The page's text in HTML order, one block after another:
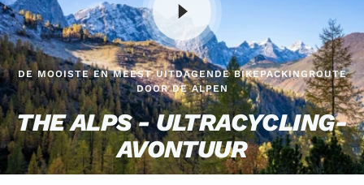
DE MOOISTE EN MEEST UITDAGENDE BIKEPACKINGROUTE
DOOR DE ALPEN
THE ALPS - ULTRACYCLING-
AVONTUUR